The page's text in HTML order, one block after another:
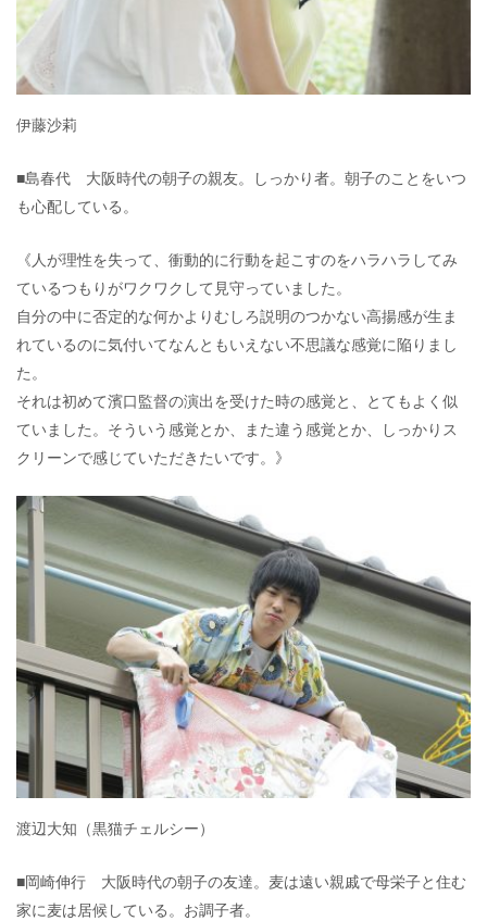
伊藤沙莉
■島春代 大阪時代の朝子の親友。しっかり者。朝子のことをいつ
も心配している。
《人が理性を失って、衝動的に行動を起こすのをハラハラしてみ
ているつもりがワクワクして見守っていました。
自分の中に否定的な何かよりむしろ説明のつかない高揚感が生ま
れているのに気付いてなんともいえない不思議な感覚に陥りまし
た。
それは初めて濱口監督の演出を受けた時の感覚と、とてもよく似
ていました。そういう感覚とか、また違う感覚とか、しっかりス
クリーンで感じていただきたいです。》
渡辺大知（黒猫チェルシー）
■岡崎伸行 大阪時代の朝子の友達。麦は遠い親戚で母栄子と住む
家に麦は居候している。お調子者。